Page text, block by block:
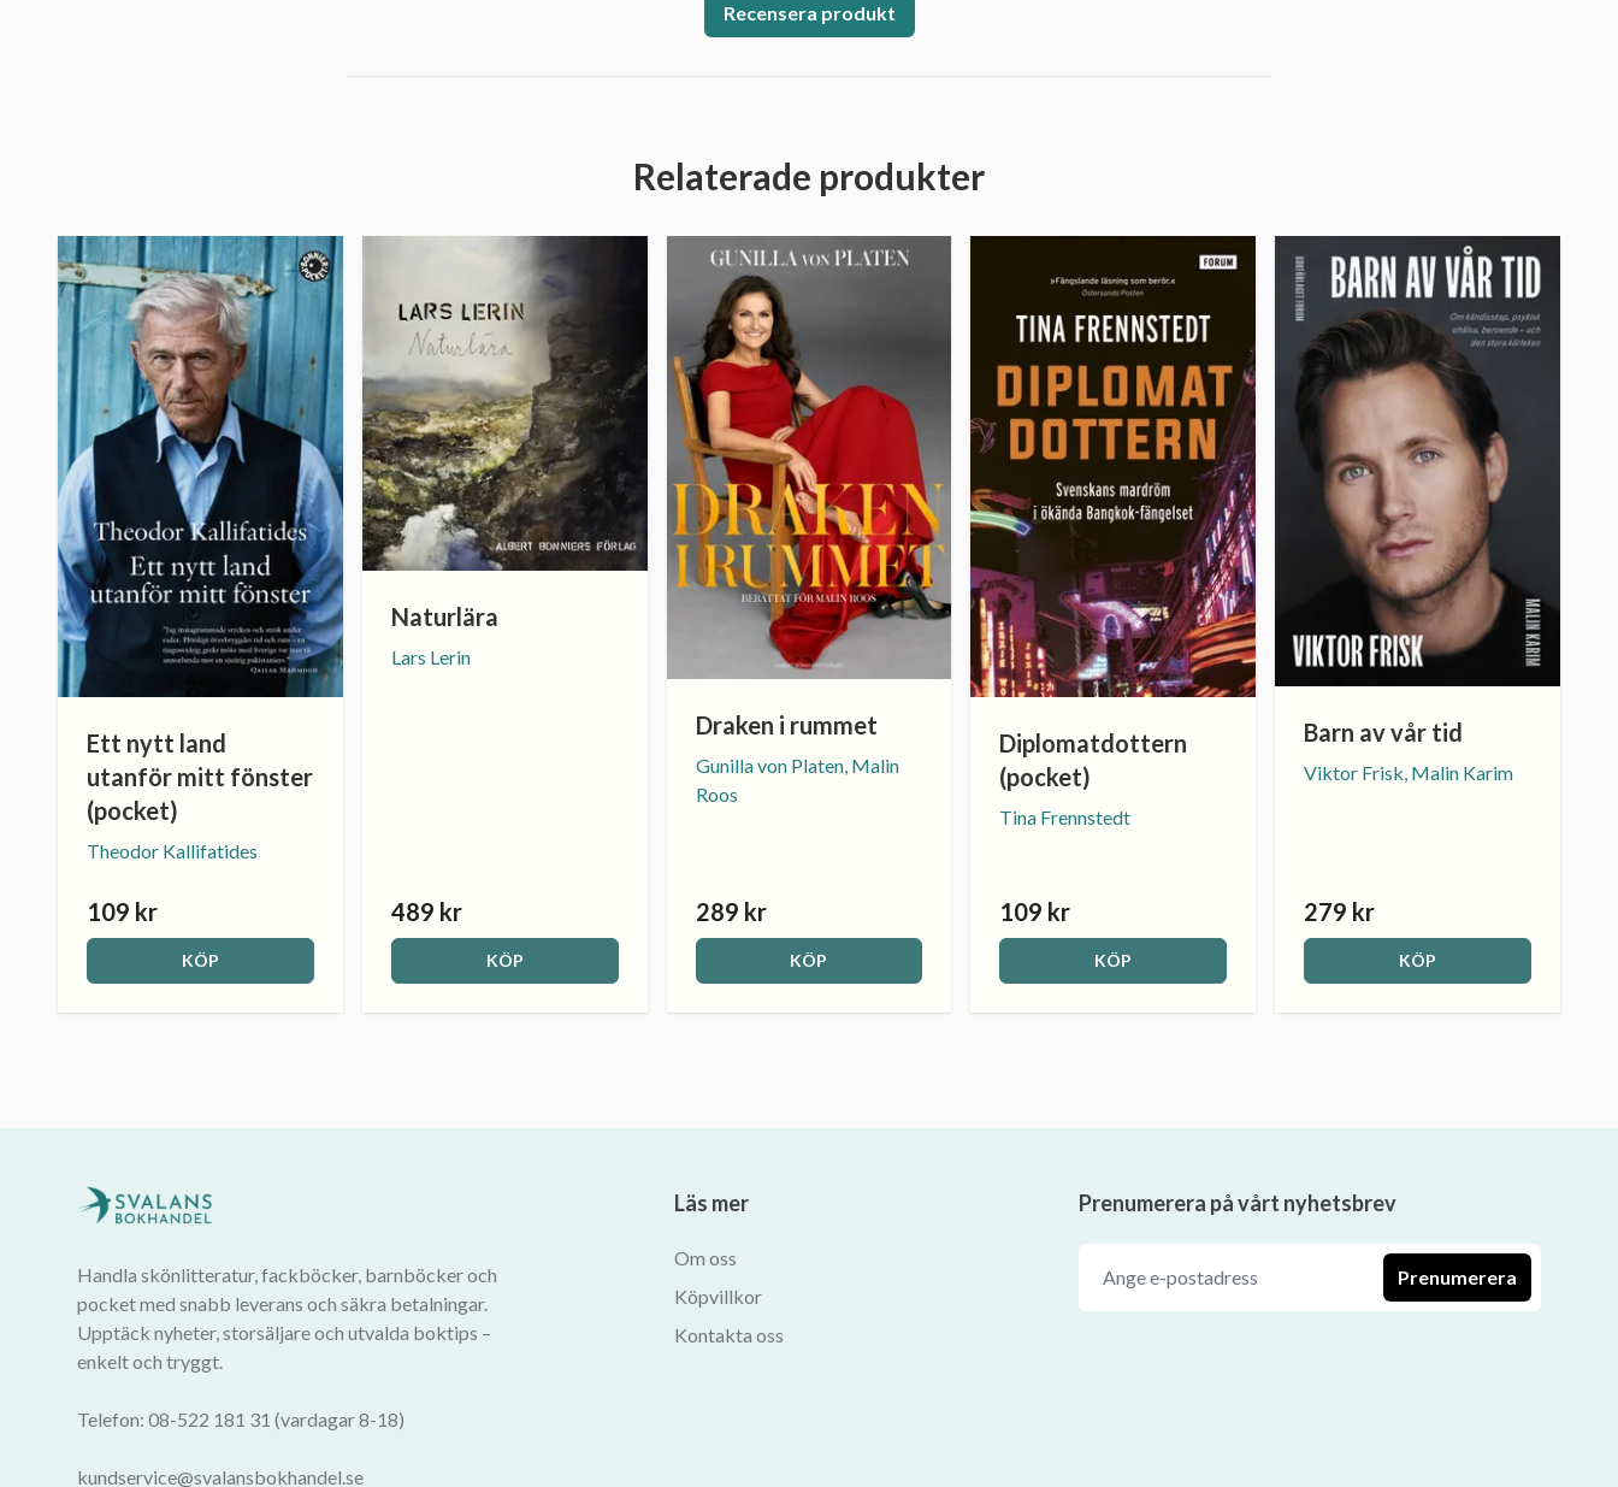
Recensera produkt
Relaterade produkter
Ett nytt land
utanför mitt fönster
(pocket)
Theodor Kallifatides
109 kr
KÖP
Naturlära
Lars Lerin
489 kr
KÖP
Draken i rummet
Gunilla von Platen, Malin
Roos
289 kr
KÖP
Diplomatdottern
(pocket)
Tina Frennstedt
109 kr
KÖP
Barn av vår tid
Viktor Frisk, Malin Karim
279 kr
KÖP
Handla skönlitteratur, fackböcker, barnböcker och
pocket med snabb leverans och säkra betalningar.
Upptäck nyheter, storsäljare och utvalda boktips –
enkelt och tryggt.
Telefon: 08-522 181 31 (vardagar 8-18)
kundservice@svalansbokhandel.se
Läs mer
Om oss
Köpvillkor
Kontakta oss
Prenumerera på vårt nyhetsbrev
Prenumerera